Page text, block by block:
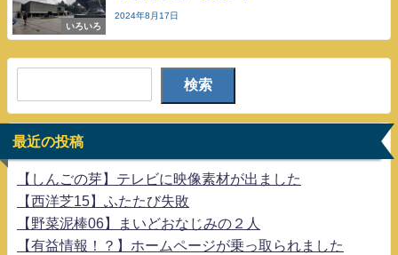
いろいろ
2024年8月17日
検索
最近の投稿
【しんごの芽】テレビに映像素材が出ました
【西洋芝15】ふたたび失敗
【野菜泥棒06】まいどおなじみの２人
【有益情報！？】ホームページが乗っ取られました